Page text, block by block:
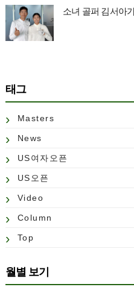
소녀 골퍼 김서아
태그
Masters
News
US여자오픈
US오픈
Video
Column
Top
월별 보기